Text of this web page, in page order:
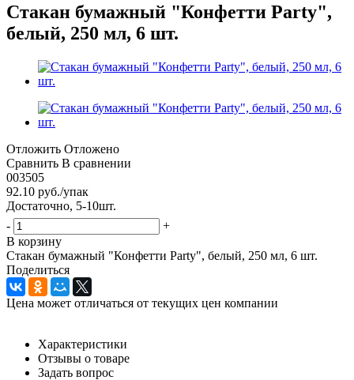
Стакан бумажный "Конфетти Party",
белый, 250 мл, 6 шт.
Отложить Отложено
Сравнить В сравнении
003505
92.10 руб./упак
Достаточно, 5-10шт.
-
+
В корзину
Стакан бумажный "Конфетти Party", белый, 250 мл, 6 шт.
Поделиться
Цена может отличаться от текущих цен компании
Характеристики
Отзывы о товаре
Задать вопрос